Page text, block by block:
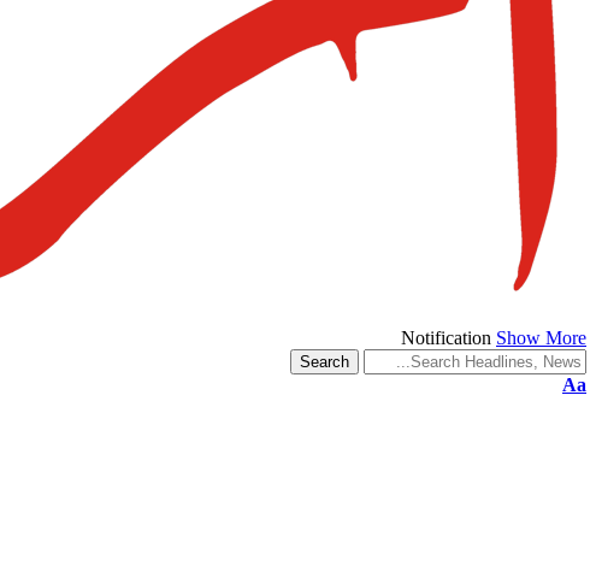
Notification Show More
Aa